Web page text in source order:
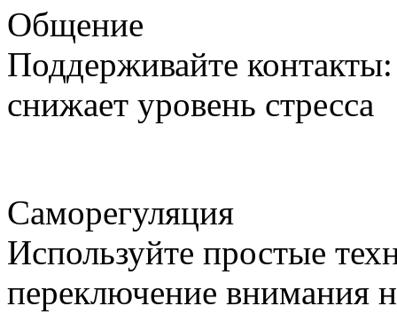
Общение
Поддерживайте
снижает уровень стресса
Саморегуляция
Используйте простые
переключение внимания